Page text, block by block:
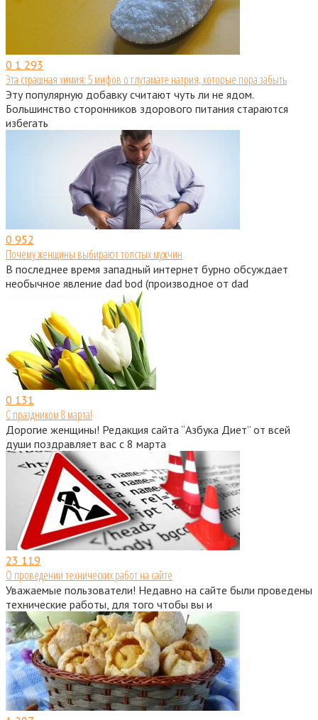
0 1 293
Эта страшная химия: 5 мифов о глутамате натрия, которые пора забыть
Эту популярную добавку считают чуть ли не ядом.
Большинство сторонников здорового питания стараются
избегать
0 952
Почему женщины выбирают толстых мужчин
В последнее время западный интернет бурно обсуждает
необычное явление dad bod (производное от dad
0 131
С праздником 8 марта!
Дорогие женщины! Редакция сайта “Азбука Диет” от всей
души поздравляет вас с 8 марта
23 119
О проведении технических работ на сайте
Уважаемые пользователи! Недавно на сайте были проведены
технические работы, для того чтобы вы и